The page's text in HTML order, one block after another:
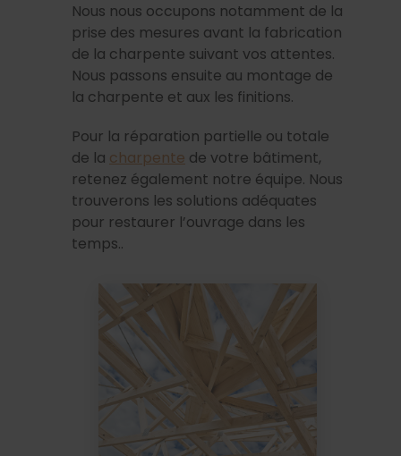
Nous nous occupons notamment de la
prise des mesures avant la fabrication
de la charpente suivant vos attentes.
Nous passons ensuite au montage de
la charpente et aux les finitions.
Pour la réparation partielle ou totale
de la charpente de votre bâtiment,
retenez également notre équipe. Nous
trouverons les solutions adéquates
pour restaurer l’ouvrage dans les
temps..